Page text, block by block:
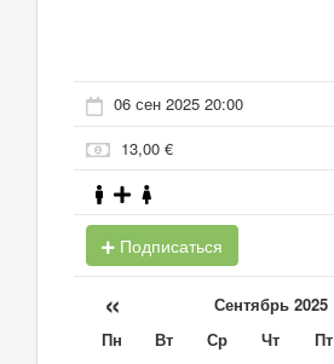
06 сен 2025 20:00
13,00 €
Подписаться
« Сентябрь 2025
Пн Вт Ср Чт Пт